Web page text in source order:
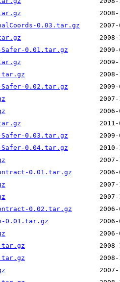
0.03.tar.gz
Safer-0.01.tar.gz
Safer-0.02.tar.gz
Safer-0.03.tar.gz
Safer-0.04.tar.gz
0.01.tar.gz
0.02.tar.gz
0.01.tar.gz